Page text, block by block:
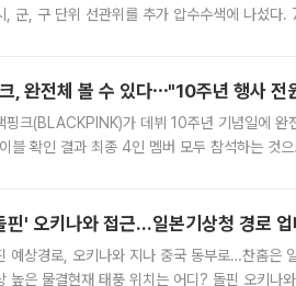
, 군, 구 단위 선관위를 추가 압수수색에 나섰다
, 완전체 볼 수 있다⋯"10주년 행사 전
핑크(BLACKPINK)가 데뷔 10주년 기념일에
블 확인 결과 최종 4인 멤버 모두 참석하는 것
핀' 오키나와 접근…일본기상청 경로 업
예상경로, 오키나와 지나 중국 동부로…찬홈은
높은 물결현재 태풍 위치는 어디? 돌핀 오키나